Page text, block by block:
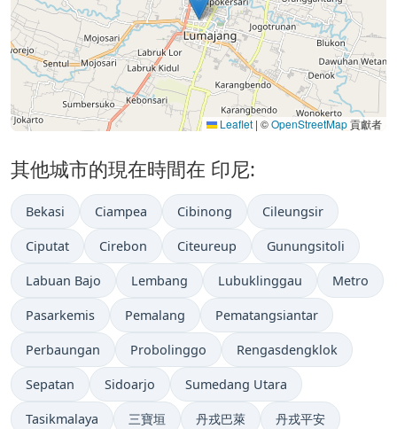
Leaflet | ©OpenStreetMap貢獻者
其他城市的現在時間在 印尼:
Bekasi Ciampea Cibinong Cileungsir
Ciputat Cirebon Citeureup Gunungsitoli
Labuan Bajo Lembang Lubuklinggau Metro
Pasarkemis Pemalang Pematangsiantar
Perbaungan Probolinggo Rengasdengklok
Sepatan Sidoarjo Sumedang Utara
Tasikmalaya 三寶垣 丹戎巴萊 丹戎平安